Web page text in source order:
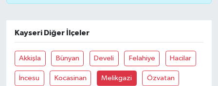
Kayseri Diğer İlçeler
Akkişla Bünyan Develi Felahiye Hacilar
İncesu Kocasinan Melikgazi Özvatan